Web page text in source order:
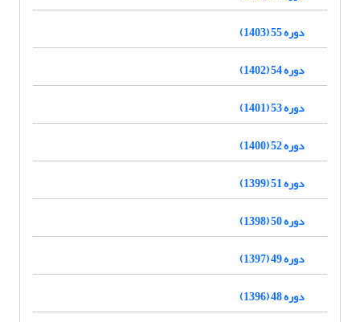
دوره 55 (1403)
دوره 54 (1402)
دوره 53 (1401)
دوره 52 (1400)
دوره 51 (1399)
دوره 50 (1398)
دوره 49 (1397)
دوره 48 (1396)